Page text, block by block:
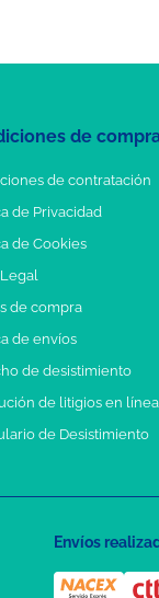
de
de contratación
de Privacidad
de Cookies
de compra
de envíos
de desistimiento
de litigios en línea
de Desistimiento
Envíos